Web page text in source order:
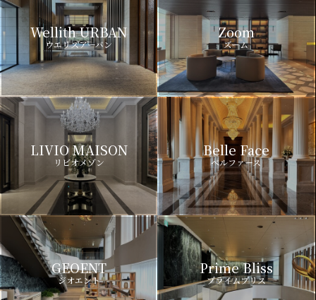
Wellith URBAN
ウエリスアーバン
Zoom
ズーム
LIVIO MAISON
リビオメゾン
Belle Face
ベルファース
GEOENT
ジオエント
Prime Bliss
プライムブリス